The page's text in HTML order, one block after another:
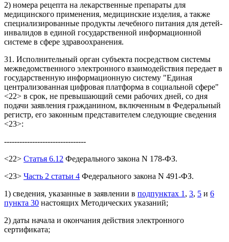
2) номера рецепта на лекарственные препараты для
медицинского применения, медицинские изделия, а также
специализированные продукты лечебного питания для детей-
инвалидов в единой государственной информационной
системе в сфере здравоохранения.
31. Исполнительный орган субъекта посредством системы
межведомственного электронного взаимодействия передает в
государственную информационную систему "Единая
централизованная цифровая платформа в социальной сфере"
<22> в срок, не превышающий семи рабочих дней, со дня
подачи заявления гражданином, включенным в Федеральный
регистр, его законным представителем следующие сведения
<23>:
--------------------------------
<22> Статья 6.12 Федерального закона N 178-ФЗ.
<23> Часть 2 статьи 4 Федерального закона N 491-ФЗ.
1) сведения, указанные в заявлении в подпунктах 1, 3, 5 и 6
пункта 30 настоящих Методических указаний;
2) даты начала и окончания действия электронного
сертификата;